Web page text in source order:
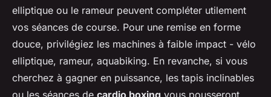
elliptique ou le rameur peuvent compléter utilement
vos séances de course. Pour une remise en forme
douce, privilégiez les machines à faible impact - vélo
elliptique, rameur, aquabiking. En revanche, si vous
cherchez à gagner en puissance, les tapis inclinables
ou les séances de cardio boxing vous pousseront